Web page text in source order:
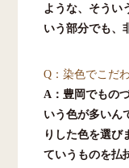
ような、そうい
いう部分でも、
Q：染色でこだ
A：豊岡でもの
いう色が多いん
りした色を選び
ていうものを払